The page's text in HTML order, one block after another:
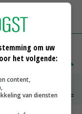
€ 269,00 € 7,00
€ 1,09~ € 1,11
om uw
het volgende:
content,
van diensten